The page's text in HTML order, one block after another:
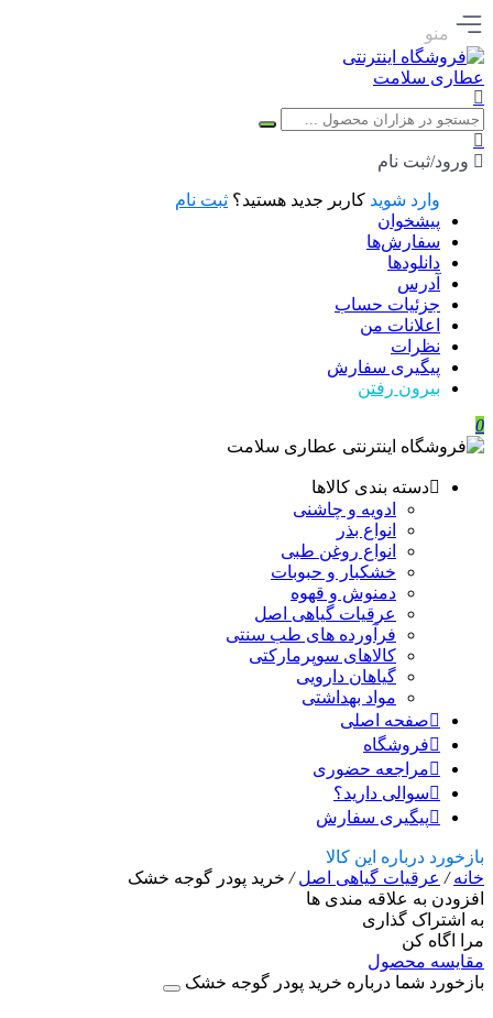
منو
ورود/ثبت نام
وارد شوید کاربر جدید هستید؟ ثبت نام
پیشخوان
سفارش‌ها
دانلودها
آدرس
جزئیات حساب
اعلانات من
نظرات
پیگیری سفارش
بیرون رفتن
0
دسته بندی کالاها
ادویه و چاشنی
انواع بذر
انواع روغن طبی
خشکبار و حبوبات
دمنوش و قهوه
عرقیات گیاهی اصل
فرآورده های طب سنتی
کالاهای سوپرمارکتی
گیاهان دارویی
مواد بهداشتی
صفحه اصلی
فروشگاه
مراجعه حضوری
سوالی دارید؟
پیگیری سفارش
بازخورد درباره این کالا
خانه/ عرقیات گیاهی اصل/ خرید پودر گوجه خشک
افزودن به علاقه مندی ها
به اشتراک گذاری
مرا اگاه کن
مقایسه محصول
بازخورد شما درباره خرید پودر گوجه خشک